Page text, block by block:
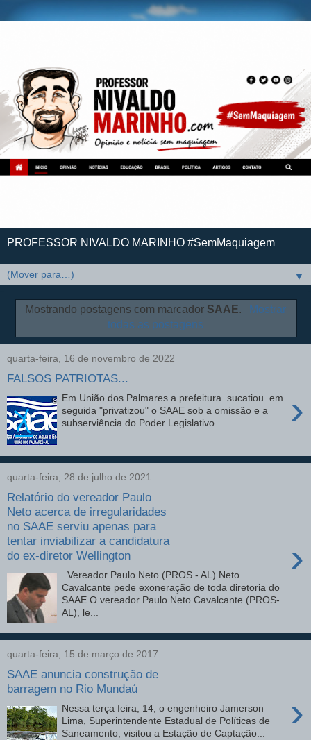
PROFESSOR NIVALDO MARINHO #SemMaquiagem
▼
Mostrando postagens com marcador SAAE.
Mostrar
todas as postagens
quarta-feira, 16 de novembro de 2022
FALSOS PATRIOTAS...
›
Em União dos Palmares a prefeitura sucatiou em
seguida "privatizou" o SAAE sob a omissão e a
subserviência do Poder Legislativo....
quarta-feira, 28 de julho de 2021
Relatório do vereador Paulo
Neto acerca de irregularidades
no SAAE serviu apenas para
tentar inviabilizar a candidatura
do ex-diretor Wellington
›
Vereador Paulo Neto (PROS - AL) Neto
Cavalcante pede exoneração de toda diretoria do
SAAE O vereador Paulo Neto Cavalcante (PROS-
AL), le...
quarta-feira, 15 de março de 2017
SAAE anuncia construção de
barragem no Rio Mundaú
›
Nessa terça feira, 14, o engenheiro Jamerson
Lima, Superintendente Estadual de Políticas de
Saneamento, visitou a Estação de Captação...